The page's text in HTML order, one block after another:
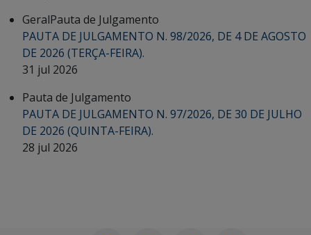
GeralPauta de Julgamento
PAUTA DE JULGAMENTO N. 98/2026, DE 4 DE AGOSTO
DE 2026 (TERÇA-FEIRA).
31 jul 2026
Pauta de Julgamento
PAUTA DE JULGAMENTO N. 97/2026, DE 30 DE JULHO
DE 2026 (QUINTA-FEIRA).
28 jul 2026